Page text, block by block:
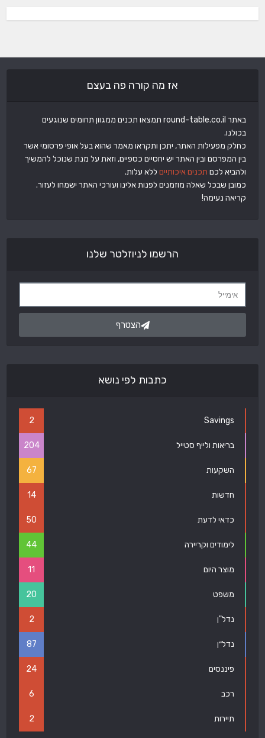
אז מה קורה פה בעצם
באתר round-table.co.il תמצאו תכנים ממגוון תחומים שנוגעים
בכולנו.
כחלק מפעילות האתר, יתכן ותקראו מאמר שהוא בעל אופי פרסומי אשר
בין המפרסם ובין האתר יש יחסיים כספיים, וזאת על מנת שנוכל להמשיך
ולהביא לכם תכנים איכותיים ללא עלות.
כמובן שבכל שאלה מוזמנים לפנות אלינו ועורכי האתר ישמחו לעזור.
קריאה נעימה!
הרשמו לניוזלטר שלנו
הצטרף
כתבות לפי נושא
Savings
2
בריאות ולייף סטייל 204
השקעות 67
חדשות 14
כדאי לדעת 50
לימודים וקריירה 44
מוצר היום 11
משפט 20
נדל"ן 2
נדל״ן 87
פיננסים 24
רכב 6
תיירות 2